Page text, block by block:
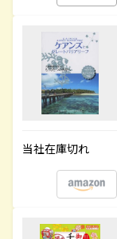
当社在庫切れ